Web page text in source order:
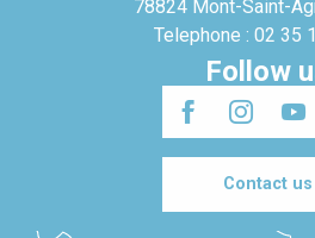
78824 Mont-Saint-
Telephone : 02 35
Follow
Contact us